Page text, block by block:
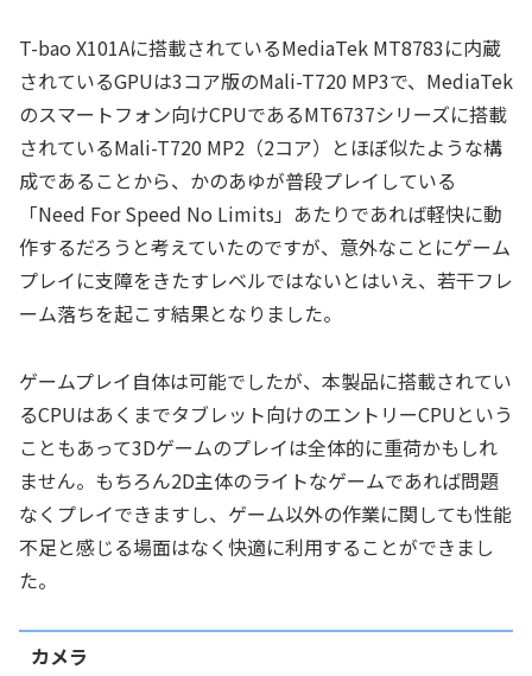
T-bao X101Aに搭載されているMediaTek MT8783に内蔵
されているGPUは3コア版のMali-T720 MP3で、MediaTek
のスマートフォン向けCPUであるMT6737シリーズに搭載
されているMali-T720 MP2（2コア）とほぼ似たような構
成であることから、かのあゆが普段プレイしている
「Need For Speed No Limits」あたりであれば軽快に動
作するだろうと考えていたのですが、意外なことにゲーム
プレイに支障をきたすレベルではないとはいえ、若干フレ
ーム落ちを起こす結果となりました。
ゲームプレイ自体は可能でしたが、本製品に搭載されてい
るCPUはあくまでタブレット向けのエントリーCPUという
こともあって3Dゲームのプレイは全体的に重荷かもしれ
ません。もちろん2D主体のライトなゲームであれば問題
なくプレイできますし、ゲーム以外の作業に関しても性能
不足と感じる場面はなく快適に利用することができまし
た。
カメラ